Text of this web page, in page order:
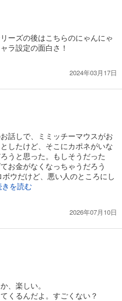
ーズの後はこちらのにゃんにゃ
ラ設定の面白さ！
2024年03月17日
話しで、ミミッチーマウスがお
したけど、そこにカポネがいな
うと思った。もしそうだった
お金がなくなっちゃうだろう
ウだけど、悪い人のところにし
きを読む
2026年07月10日
、楽しい。
くるんだよ。すごくない？